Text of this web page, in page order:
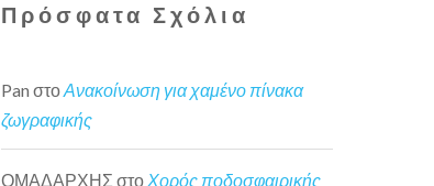
Πρόσφατα Σχόλια
Pan στοΑνακοίνωση για χαμένο πίνακα
ζωγραφικής
ΟΜΑΔΑΡΧΗΣ στο Χορός ποδοσφαιρικής